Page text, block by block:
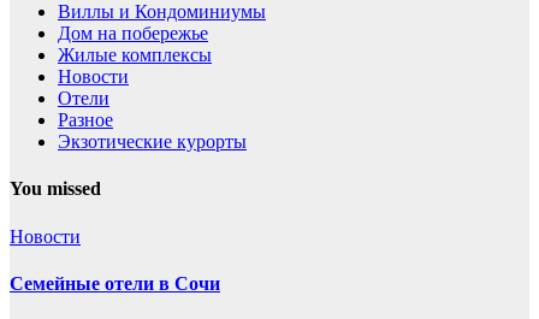
Виллы и Кондоминиумы
Дом на побережье
Жилые комплексы
Новости
Отели
Разное
Экзотические курорты
You missed
Новости
Семейные отели в Сочи